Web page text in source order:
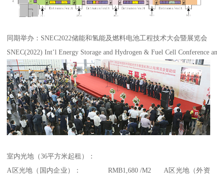
同期举办：SNEC2022储能和氢能及燃料电池工程技术大会暨展览会
SNEC(2022) Int’l Energy Storage and Hydrogen & Fuel Cell Conference
室内光地（36平方米起租）：
A区光地（国内企业）： RMB1,680 /M2 A区光地（外资